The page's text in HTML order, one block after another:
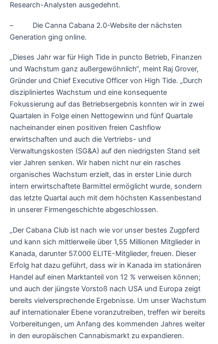
Research-Analysten ausgedehnt.
– Die Canna Cabana 2.0-Website der nächsten
Generation ging online.
„Dieses Jahr war für High Tide in puncto Betrieb, Finanzen
und Wachstum ganz außergewöhnlich“, meint Raj Grover,
Gründer und Chief Executive Officer von High Tide. „Durch
diszipliniertes Wachstum und eine konsequente
Fokussierung auf das Betriebsergebnis konnten wir in zwei
Quartalen in Folge einen Nettogewinn und fünf Quartale
nacheinander einen positiven freien Cashflow
erwirtschaften und auch die Vertriebs- und
Verwaltungskosten (SG&A) auf den niedrigsten Stand seit
vier Jahren senken. Wir haben nicht nur ein rasches
organisches Wachstum erzielt, das in erster Linie durch
intern erwirtschaftete Barmittel ermöglicht wurde, sondern
das letzte Quartal auch mit dem höchsten Kassenbestand
in unserer Firmengeschichte abgeschlossen.
„Der Cabana Club ist nach wie vor unser bestes Zugpferd
und kann sich mittlerweile über 1,55 Millionen Mitglieder in
Kanada, darunter 57.000 ELITE-Mitglieder, freuen. Dieser
Erfolg hat dazu geführt, dass wir in Kanada im stationären
Handel auf einen Marktanteil von 12 % verweisen können;
und auch der jüngste Vorstoß nach USA und Europa zeigt
bereits vielversprechende Ergebnisse. Um unser Wachstum
auf internationaler Ebene voranzutreiben, treffen wir bereits
Vorbereitungen, um Anfang des kommenden Jahres weiter
in den europäischen Cannabismarkt zu expandieren.